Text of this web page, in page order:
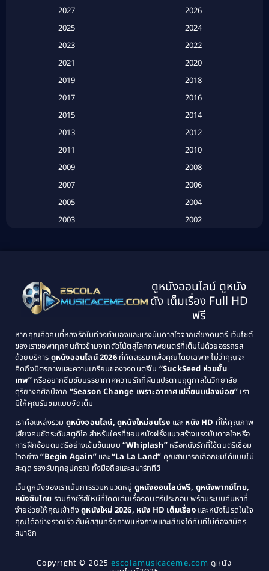
Based on a True Story สร้างจากเรื่องจริง(2)
Based on a True Story เรื่องจริง (20)
(134)
Classic หนังคลาสสิก(21)
Classic หนังคลาสสิก(25)
Comedy ตลก(46)
Comedy ตลก(515)
Coming of Age ก้าวพ้นวัย(1)
Coming-of-Age(3)
Community(1)
Crime อาชญากรรม(78)
2027
2026
2025
2024
2023
2022
2021
2020
2019
2018
2017
2016
2015
2014
2013
2012
2011
2010
2009
2008
2007
2006
2005
2004
2003
2002
1995
1994
1993
1992
1989
1988
1987
1986
1985
1984
1983
1982
1979
1978
1976
1975
1974
1971
1970
1969
1968
1964
1963
1940
ดูหนังออนไลน์ ดูหนัง
ดัง เต็มเรื่อง Full HD
ฟรี
หากคุณคือคนที่หลงรักในท่วงทำนองและแรงบันดาลใจจากเสียงดนตรี เว็บไซต์
ของเราขอพาทุกคนก้าวข้ามจากตัวโน้ตสู่โลกภาพยนตร์ที่เต็มไปด้วยอรรถรส
ด้วยบริการ ดูหนังออนไลน์ 2026ที่คัดสรรมาเพื่อคุณโดยเฉพาะ ไม่ว่าคุณจะ
คิดถึงมิตรภาพและความเกรียนของวงดนตรีใน “SuckSeed ห่วยขั้น
เทพ”หรืออยากซึมซับบรรยากาศความรักที่ผันแปรตามฤดูกาลในวิทยาลัย
ดุริยางคศิลป์จาก “Season Change เพราะอากาศเปลี่ยนแปลงบ่อย” เรา
มีให้คุณรับชมแบบจัดเต็ม
เราคือแหล่งรวม ดูหนังออนไลน์, ดูหนังใหม่ชนโรง และ หนัง HD ที่ให้คุณภาพ
เสียงคมชัดระดับสตูดิโอ สำหรับใครที่ชอบหนังฝรั่งแนวสร้างแรงบันดาลใจหรือ
การฝึกซ้อมดนตรีอย่างเข้มข้นแบบ “Whiplash” หรือหนังรักที่ใช้ดนตรีเชื่อม
ใจอย่าง“Begin Again” และ“La La Land” คุณสามารถเลือกชมได้แบบไม่
สะดุด รองรับทุกอุปกรณ์ ทั้งมือถือและสมาร์ททีวี
เว็บดูหนังของเราเน้นการรวมหมวดหมู่ ดูหนังออนไลน์ฟรี, ดูหนังพากย์ไทย,
หนังซับไทย รวมถึงซีรีส์ใหม่ที่โดดเด่นเรื่องดนตรีประกอบ พร้อมระบบค้นหาที่
ง่ายช่วยให้คุณเข้าถึงดูหนังใหม่ 2026, หนัง HD เต็มเรื่องและหนังโปรดในใจ
คุณได้อย่างรวดเร็ว สัมผัสสุนทรียภาพแห่งภาพและเสียงได้ทันทีไม่ต้องสมัคร
สมาชิก
Copyright © 2025escolamusicaceme.com ดูหนัง